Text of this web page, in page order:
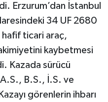
Erzurum’dan İstanbul
34 UF 2680
hafif ticari araç,
kaybetmesi
Kazada sürücü
A.S., B.S., İ.S. ve
görenlerin ihbarı